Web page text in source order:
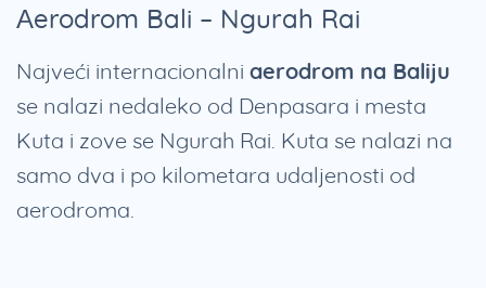
Aerodrom Bali – Ngurah Rai
Najveći internacionalni aerodrom na Baliju
se nalazi nedaleko od Denpasara i mesta
Kuta i zove se Ngurah Rai. Kuta se nalazi na
samo dva i po kilometara udaljenosti od
aerodroma.